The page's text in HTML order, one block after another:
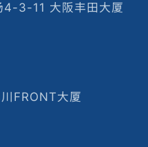
4-3-11 大阪丰田大厦
FRONT大厦